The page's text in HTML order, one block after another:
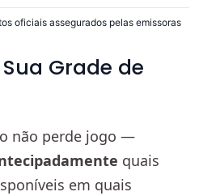
oficiais assegurados pelas emissoras
Grade de
não perde jogo —
quais
em quais